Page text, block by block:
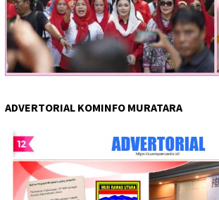
ADVERTORIAL KOMINFO MURATARA